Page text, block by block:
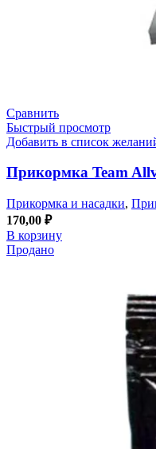
Сравнить
Быстрый просмотр
Добавить в список
Прикормка Team
Прикормка и насадки,
170,00 ₽
В корзину
Продано